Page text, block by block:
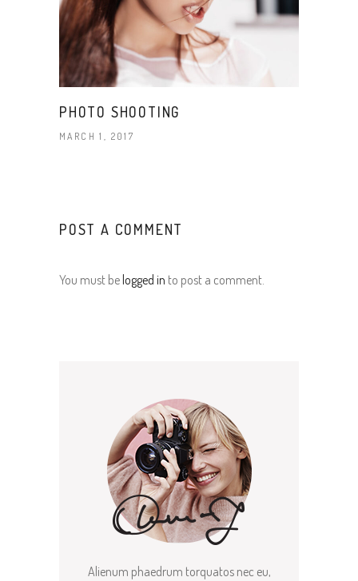
PHOTO SHOOTING
MARCH 1, 2017
POST A COMMENT
You must be logged in to post a comment.
Alienum phaedrum torquatos nec eu,